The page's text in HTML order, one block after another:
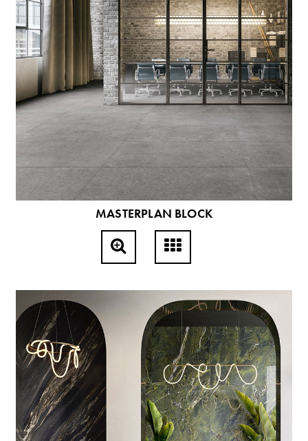
MASTERPLAN BLOCK